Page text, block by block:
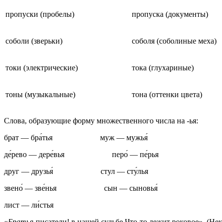
пропуски (пробелы) пропуска (документы)
соболи (зверьки) соболя (соболиные меха)
токи (электрические) тока (глухариные)
тоны (музыкальные) тона (оттенки цвета)
Слова, образующие форму множественного числа на -ья:
брат — бра́тья муж — мужья́
де́рево — дере́вья перо́ — пе́рья
друг — друзья́ стул — сту́лья
звено́ — зве́нья сын — сыновья́
лист — ли́стья